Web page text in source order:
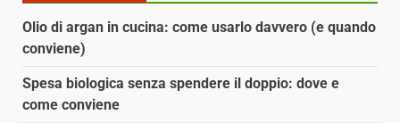
Olio di argan in cucina: come usarlo davvero (e quando
conviene)
Spesa biologica senza spendere il doppio: dove e
come conviene